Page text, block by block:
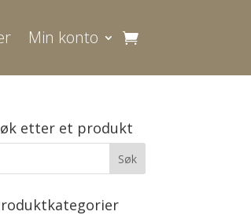
Min konto
etter et produkt